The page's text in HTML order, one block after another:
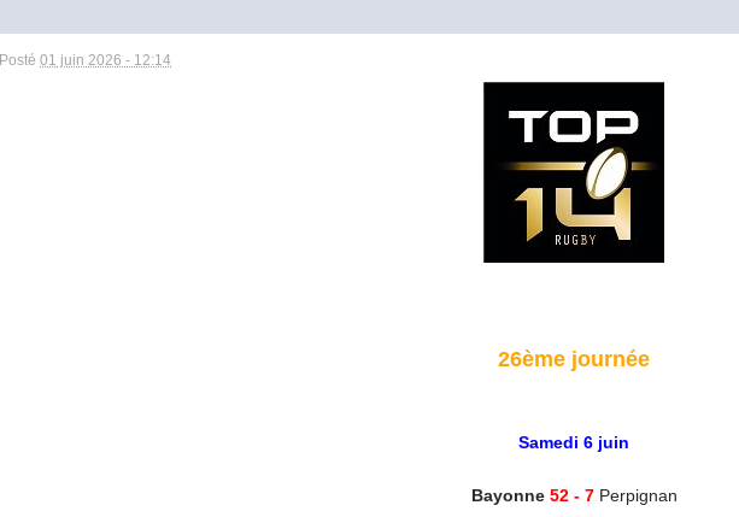
Posté01 juin 2026 - 12:14
26ème journée
Samedi 6 juin
Bayonne 52 - 7Perpignan